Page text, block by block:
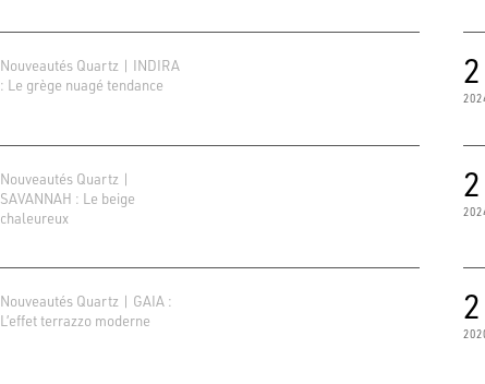
Nouveautés Quartz | INDIRA
: Le grège nuagé tendance
Nouveautés Quartz |
SAVANNAH : Le beige
chaleureux
Nouveautés Quartz | GAIA :
L’effet terrazzo moderne